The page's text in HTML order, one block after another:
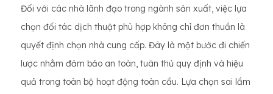
Đối với các nhà lãnh đạo trong ngành sản xuất, việc lựa
chọn đối tác dịch thuật phù hợp không chỉ đơn thuần là
quyết định chọn nhà cung cấp. Đây là một bước đi chiến
lược nhằm đảm bảo an toàn, tuân thủ quy định và hiệu
quả trong toàn bộ hoạt động toàn cầu. Lựa chọn sai lầm